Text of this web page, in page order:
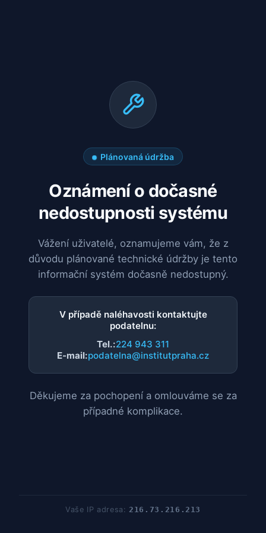
Plánovaná údržba
Oznámení o dočasné
nedostupnosti systému
Vážení uživatelé, oznamujeme vám, že z
důvodu plánované technické údržby je tento
informační systém dočasně nedostupný.
V případě naléhavosti kontaktujte
podatelnu:
Tel.:224 943 311
E-mail:podatelna@institutpraha.cz
Děkujeme za pochopení a omlouváme se za
případné komplikace.
Vaše IP adresa:216.73.216.213